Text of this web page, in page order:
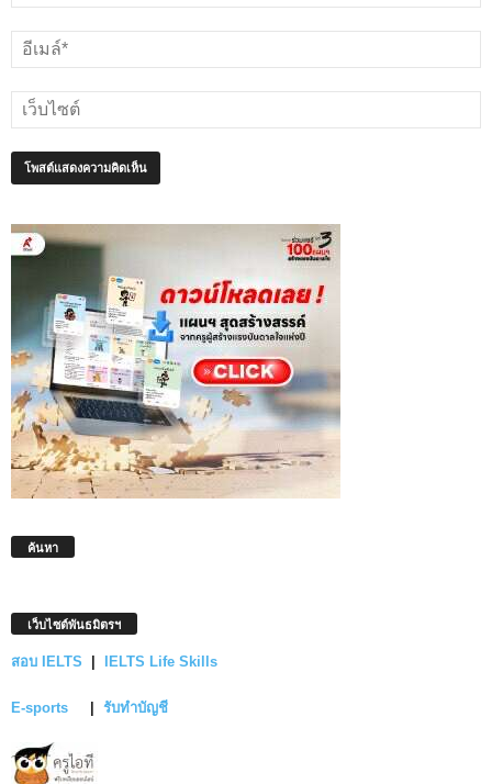
ค้นหา
เว็บไซต์พันธมิตรฯ
สอบ IELTS IELTS Life Skills
E-sports รับทำบัญชี